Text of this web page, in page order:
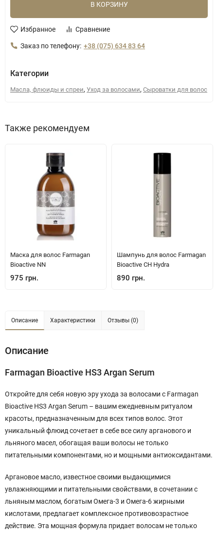
В КОРЗИНУ
Избранное Сравнение
Заказ по телефону: +38 (075) 634 83 64
Категории
Масла, флюиды и спреи, Уход за волосами, Сыроватки для волос
Также рекомендуем
Маска для волос Farmagan
Bioactive NN
975 грн.
Шампунь для волос Farmagan
Bioactive CH Hydra
890 грн.
Описание Характеристики Отзывы (0)
Описание
Farmagan Bioactive HS3 Argan Serum
Откройте для себя новую эру ухода за волосами с Farmagan
Bioactive HS3 Argan Serum – вашим ежедневным ритуалом
красоты, предназначенным для всех типов волос. Этот
уникальный флюид сочетает в себе все силу арганового и
льняного масел, обогащая ваши волосы не только
питательными компонентами, но и мощными антиоксидантами.
Аргановое масло, известное своими выдающимися
увлажняющими и питательными свойствами, в сочетании с
льняным маслом, богатым Омега-3 и Омега-6 жирными
кислотами, предлагает комплексное противовозрастное
действие. Эта мощная формула придает волосам не только